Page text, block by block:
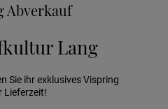
Abverkauf
Lang
Sie ihr exklusives Vispring
Lieferzeit!